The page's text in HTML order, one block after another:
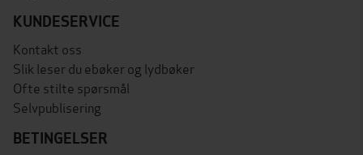
KUNDESERVICE
Kontakt oss
Slik leser du ebøker og lydbøker
Ofte stilte spørsmål
Selvpublisering
BETINGELSER